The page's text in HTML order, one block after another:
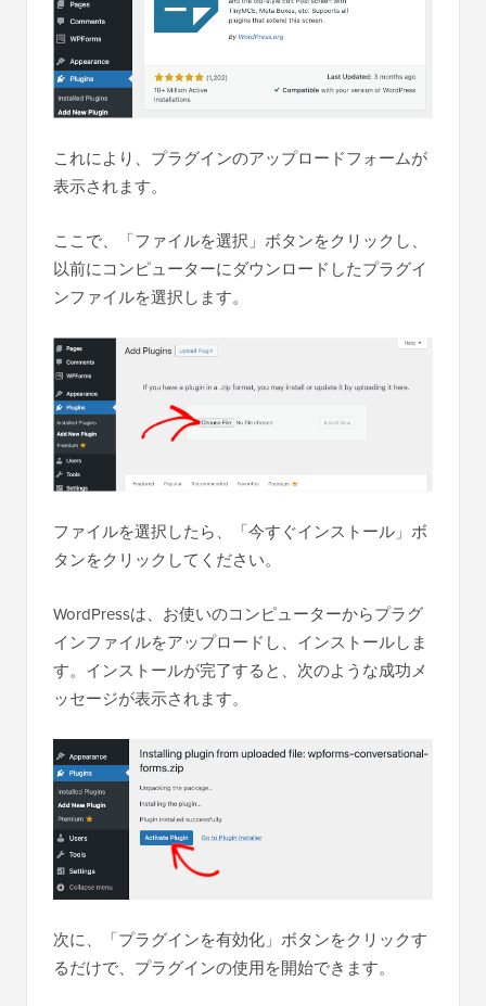
これにより、プラグインのアップロードフォームが
表示されます。
ここで、「ファイルを選択」ボタンをクリックし、
以前にコンピューターにダウンロードしたプラグイ
ンファイルを選択します。
ファイルを選択したら、「今すぐインストール」ボ
タンをクリックしてください。
WordPressは、お使いのコンピューターからプラグ
インファイルをアップロードし、インストールしま
す。インストールが完了すると、次のような成功メ
ッセージが表示されます。
次に、「プラグインを有効化」ボタンをクリックす
るだけで、プラグインの使用を開始できます。